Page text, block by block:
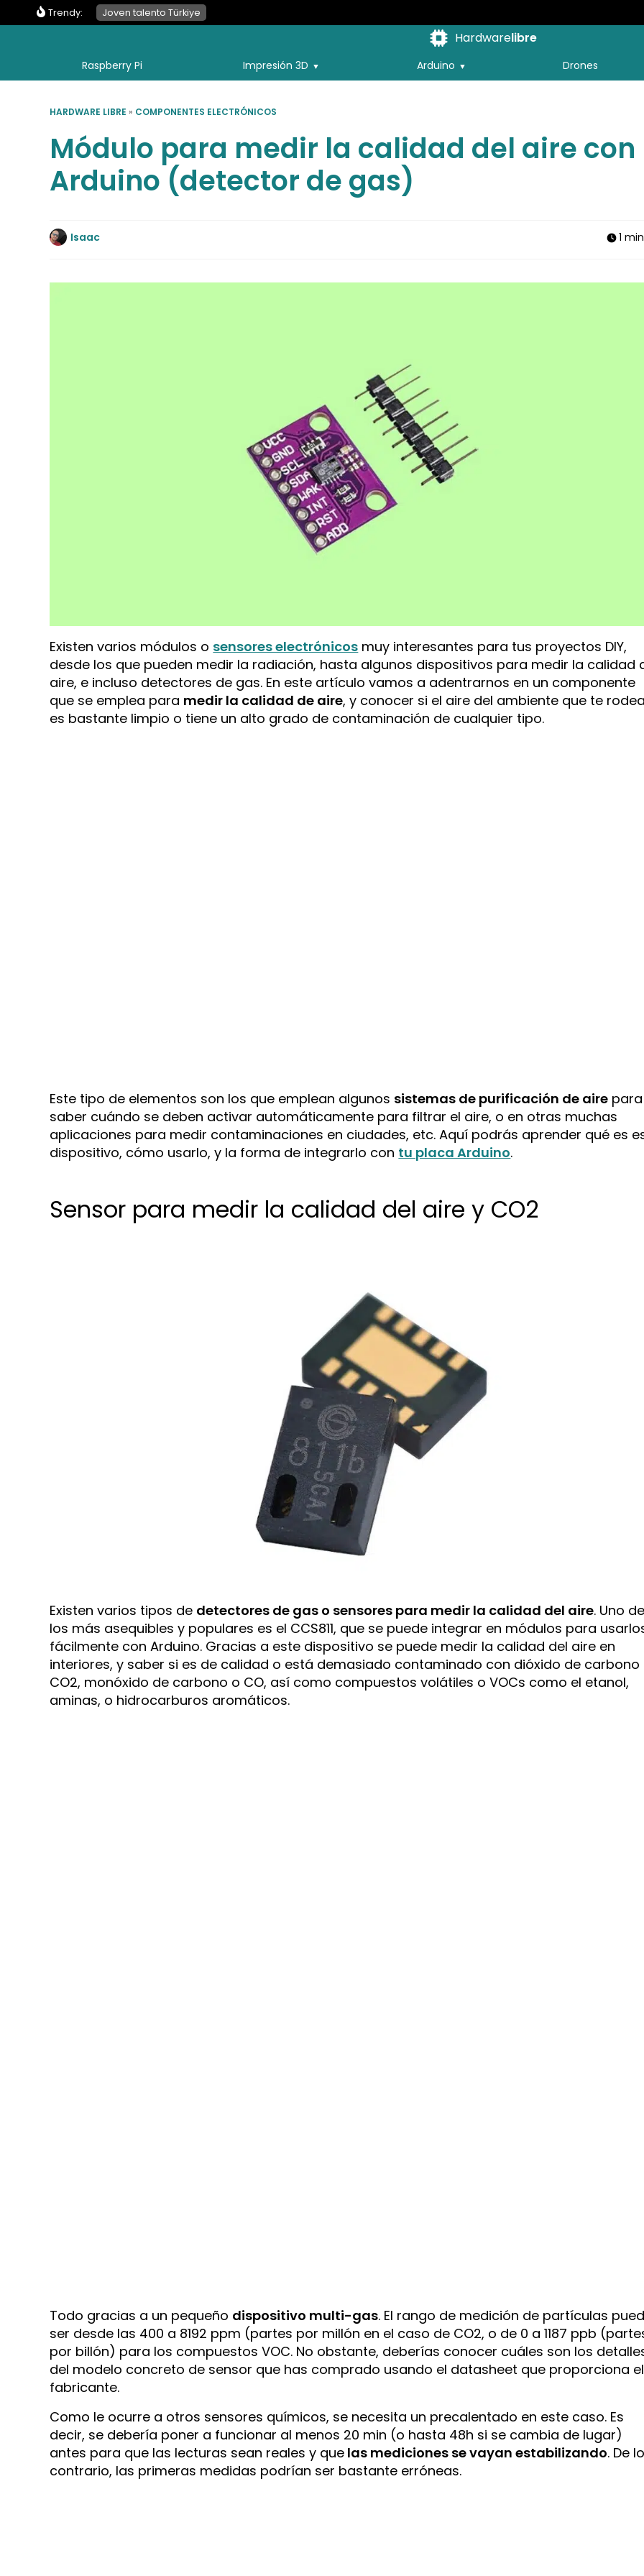
Hardwarelibre
Raspberry Pi Impresión 3D Arduino Drones
Trendy: Joven talento Türkiye
HARDWARE LIBRE » COMPONENTES ELECTRÓNICOS
Módulo para medir la calidad del aire con
Arduino (detector de gas)
Isaac 1
Existen varios módulos o sensores electrónicos muy interesantes para tus proyectos DIY,
desde los que pueden medir la radiación, hasta algunos dispositivos para medir la calidad
aire, e incluso detectores de gas. En este artículo vamos a adentrarnos en un componente
que se emplea para medir la calidad de aire, y conocer si el aire del ambiente que te
es bastante limpio o tiene un alto grado de contaminación de cualquier tipo.
Este tipo de elementos son los que emplean algunos sistemas de purificación de aire para
saber cuándo se deben activar automáticamente para filtrar el aire, o en otras muchas
aplicaciones para medir contaminaciones en ciudades, etc. Aquí podrás aprender qué es
dispositivo, cómo usarlo, y la forma de integrarlo con tu placa Arduino.
Sensor para medir la calidad del aire y CO2
Existen varios tipos de detectores de gas o sensores para medir la calidad del aire. Uno
los más asequibles y populares es el CCS811, que se puede integrar en módulos para
fácilmente con Arduino. Gracias a este dispositivo se puede medir la calidad del aire en
interiores, y saber si es de calidad o está demasiado contaminado con dióxido de carbono
CO2, monóxido de carbono o CO, así como compuestos volátiles o VOCs como el etanol,
aminas, o hidrocarburos aromáticos.
Todo gracias a un pequeño dispositivo multi-gas. El rango de medición de partículas
ser desde las 400 a 8192 ppm (partes por millón en el caso de CO2, o de 0 a 1187 ppb
por billón) para los compuestos VOC. No obstante, deberías conocer cuáles son los
del modelo concreto de sensor que has comprado usando el datasheet que proporciona el
fabricante.
Como le ocurre a otros sensores químicos, se necesita un precalentado en este caso. Es
decir, se debería poner a funcionar al menos 20 min (o hasta 48h si se cambia de lugar)
antes para que las lecturas sean reales y que las mediciones se vayan estabilizando. De
contrario, las primeras medidas podrían ser bastante erróneas.